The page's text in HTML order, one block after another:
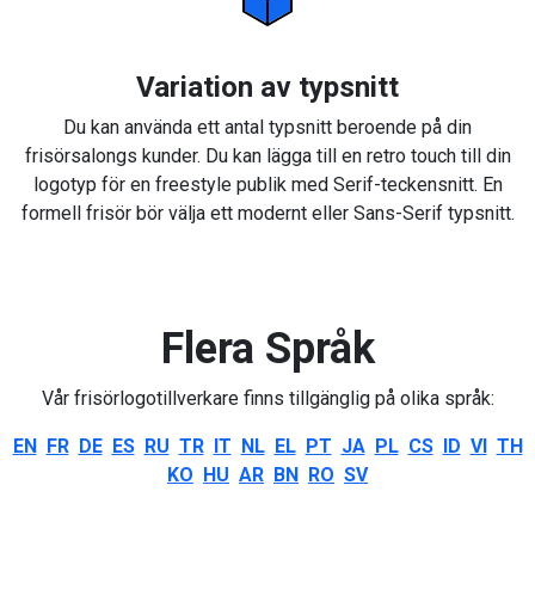
Variation av typsnitt
Du kan använda ett antal typsnitt beroende på din
frisörsalongs kunder. Du kan lägga till en retro touch till din
logotyp för en freestyle publik med Serif-teckensnitt. En
formell frisör bör välja ett modernt eller Sans-Serif typsnitt.
Flera Språk
Vår frisörlogotillverkare finns tillgänglig på olika språk:
EN FR DE ES RU TR IT NL EL PT JA PL CS ID VI TH
KO HU AR BN RO SV